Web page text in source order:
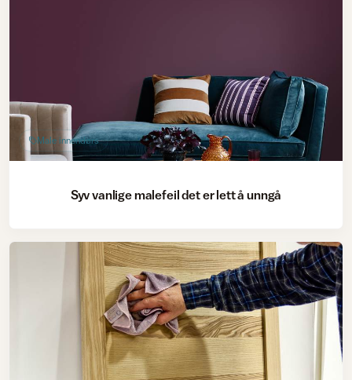
Male innendørs
Syv vanlige malefeil det er lett å unngå